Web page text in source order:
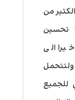
من
تحسين
الى
للجميع